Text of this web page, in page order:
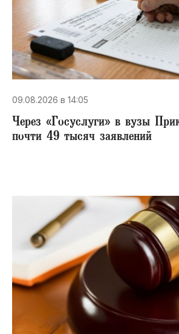
09.08.2026 в 14:05
Через «Госуслуги» в вузы
почти 49 тысяч заявлений